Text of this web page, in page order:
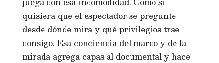
quisiera que el espectador se pregunte
desde dónde mira y qué privilegios trae
consigo. Esa conciencia del marco y de la
mirada agrega capas al documental y hace